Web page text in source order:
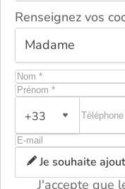
Renseignez vos
+33
Je souhaite
J'accepte que